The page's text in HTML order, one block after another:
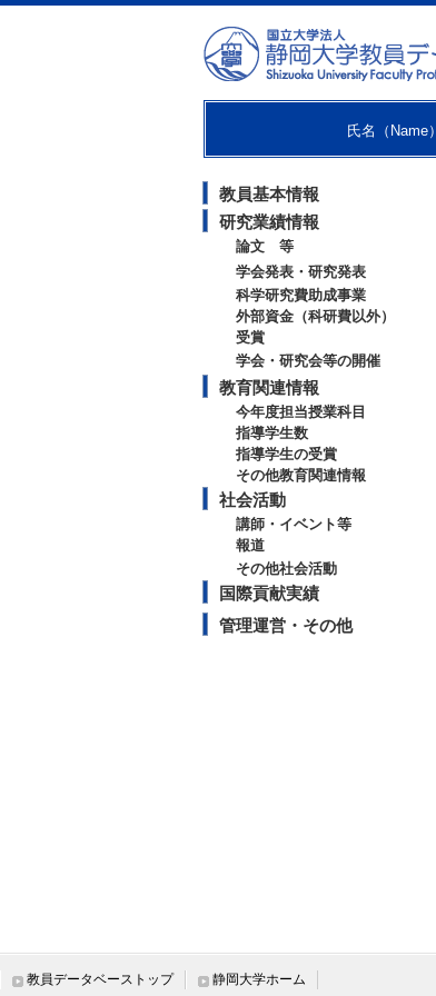
氏名（Name）
教員基本情報
研究業績情報
論文 等
学会発表・研究発表
科学研究費助成事業
外部資金（科研費以外）
受賞
学会・研究会等の開催
教育関連情報
今年度担当授業科目
指導学生数
指導学生の受賞
その他教育関連情報
社会活動
講師・イベント等
報道
その他社会活動
国際貢献実績
管理運営・その他
教員データベーストップ 静岡大学ホーム